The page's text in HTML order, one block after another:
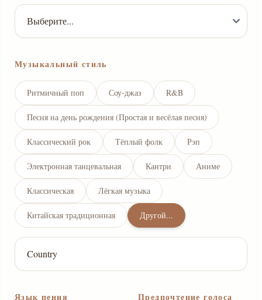
Музыкальный стиль
Ритмичный поп Соу-джаз R&B
Песня на день рождения (Простая и весёлая песня)
Классический рок Тёплый фолк Рэп
Электронная танцевальная Кантри Аниме
Классическая Лёгкая музыка
Китайская традиционная Другой...
Язык пения Предпочтение голоса